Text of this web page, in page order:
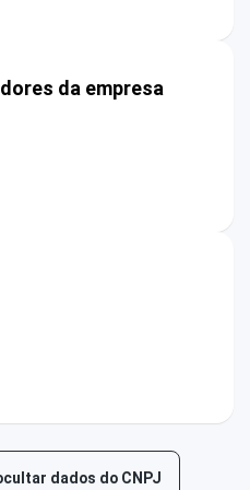
da empresa
dados do CNPJ